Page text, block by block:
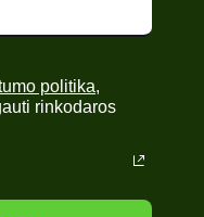
politika,
rinkodaros